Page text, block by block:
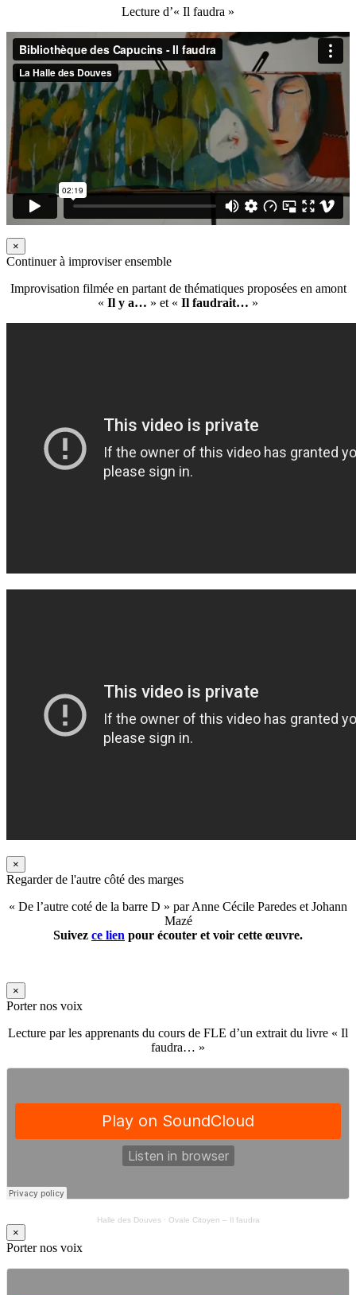
Lecture d’« Il faudra »
×
Continuer à improviser ensemble
Improvisation filmée en partant de thématiques proposées en amont
« Il y a… » et « Il faudrait… »
×
Regarder de l'autre côté des marges
« De l’autre coté de la barre D » par Anne Cécile Paredes et Johann
Mazé
Suivez ce lien pour écouter et voir cette œuvre.
×
Porter nos voix
Lecture par les apprenants du cours de FLE d’un extrait du livre « Il
faudra… »
Halle des Douves· Ovale Citoyen – Il faudra
×
Porter nos voix